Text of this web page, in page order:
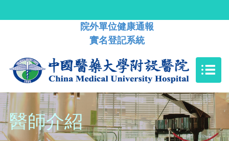
院外單位健康通報
實名登記系統
醫師介紹